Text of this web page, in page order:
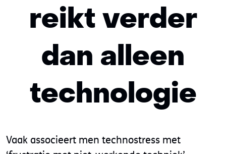
reikt verder
dan alleen
technologie
Vaak associeert men technostress met